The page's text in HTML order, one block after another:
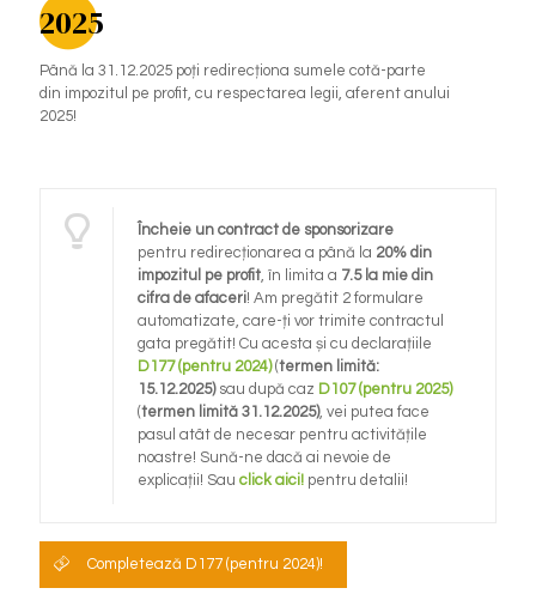
2025
Până la 31.12.2025 poți redirecționa sumele cotă-parte
din impozitul pe profit, cu respectarea legii, aferent anului
2025!
Încheie un contract de sponsorizare
pentru redirecționarea a până la 20% din
impozitul pe profit, în limita a 7.5 la mie din
cifra de afaceri! Am pregătit 2 formulare
automatizate, care-ți vor trimite contractul
gata pregătit! Cu acesta și cu declarațiile
D177 (pentru 2024)(termen limită:
15.12.2025)sau după caz D107 (pentru 2025)
(termen limită 31.12.2025), vei putea face
pasul atât de necesar pentru activitățile
noastre! Sună-ne dacă ai nevoie de
explicații! Sau click aici! pentru detalii!
Completează D177 (pentru 2024)!